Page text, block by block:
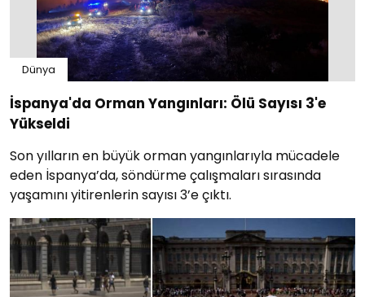
Dünya
İspanya'da Orman Yangınları: Ölü Sayısı 3'e
Yükseldi
Son yılların en büyük orman yangınlarıyla mücadele
eden İspanya’da, söndürme çalışmaları sırasında
yaşamını yitirenlerin sayısı 3’e çıktı.